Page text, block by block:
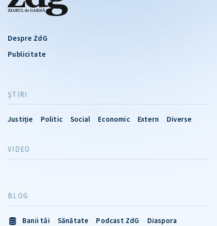
Despre ZdG
Publicitate
ŞTIRI
Justiție Politic Social Economic Extern Diverse
VIDEO
BLOG
Banii tăi Sănătate Podcast ZdG
Diaspora